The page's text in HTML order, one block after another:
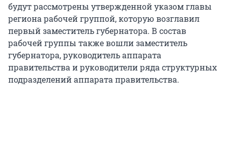
будут рассмотрены утвержденной указом главы
региона рабочей группой, которую возглавил
первый заместитель губернатора. В состав
рабочей группы также вошли заместитель
губернатора, руководитель аппарата
правительства и руководители ряда структурных
подразделений аппарата правительства.